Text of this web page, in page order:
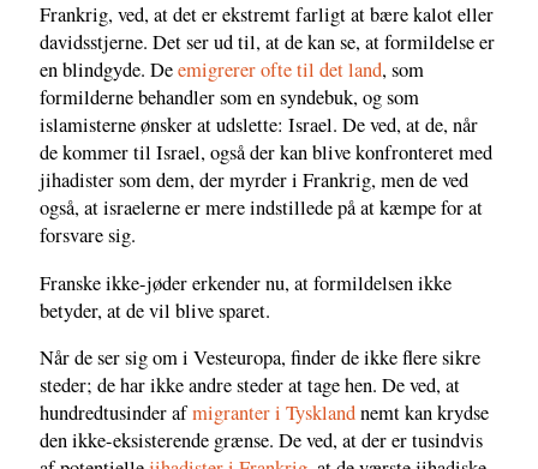
Frankrig, ved, at det er ekstremt farligt at bære kalot eller
davidsstjerne. Det ser ud til, at de kan se, at formildelse er
en blindgyde. Deemigrerer ofte til det land, som
formilderne behandler som en syndebuk, og som
islamisterne ønsker at udslette: Israel. De ved, at de, når
de kommer til Israel, også der kan blive konfronteret med
jihadister som dem, der myrder i Frankrig, men de ved
også, at israelerne er mere indstillede på at kæmpe for at
forsvare sig.
Franske ikke-jøder erkender nu, at formildelsen ikke
betyder, at de vil blive sparet.
Når de ser sig om i Vesteuropa, finder de ikke flere sikre
steder; de har ikke andre steder at tage hen. De ved, at
hundredtusinder afmigranter i Tysklandnemt kan krydse
den ikke-eksisterende grænse. De ved, at der er tusindvis